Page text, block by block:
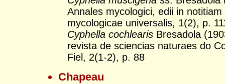
Annales mycologici, edii in
mycologicae universalis, 1(2), p.
Cyphella cochlearis Bresadola
revista de sciencias naturaes do
Fiel, 2(1-2), p. 88
Chapeau